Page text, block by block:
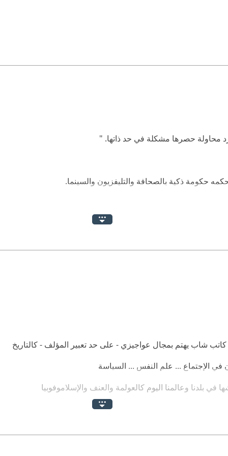
محاولة حصرها مشكلة في حد ذاتها. "
حكومة ذكية بالصحافة والتليفزيون والسينما.
الاجتماعي والثقافي والاقتصادي ؟
والقادة ومن حولهم متجاهلًا أي ذكر لطبقات الشعب في تدمير
شاب يهتم بمجال عواجيزي - على حد تعبير المؤلف - كالتاريخ
في الإجتماع ... علم النفس ... السياسة
بلدنا وعالمنا اليوم كالعولمة والعنف والإسلاموفوبيا